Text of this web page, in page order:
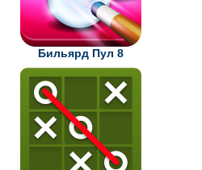
Бильярд Пул 8